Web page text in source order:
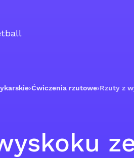
›Ćwiczenia rzutowe›Rzuty z